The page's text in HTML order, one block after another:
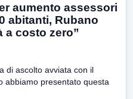
aumento assessori
abitanti, Rubano
a costo zero”
di ascolto avviata con il
abbiamo presentato questa